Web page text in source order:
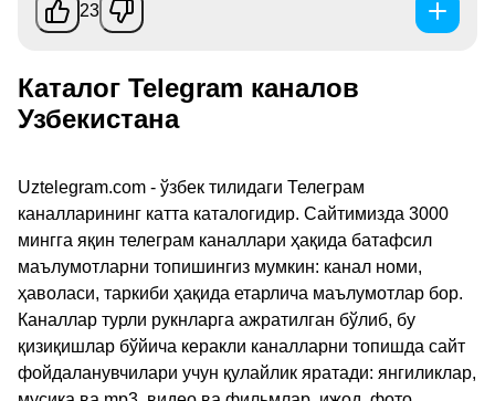
23
Каталог Telegram каналов
Узбекистана
Uztelegram.com - ўзбек тилидаги Телеграм
каналларининг катта каталогидир. Сайтимизда 3000
мингга яқин телеграм каналлари ҳақида батафсил
маълумотларни топишингиз мумкин: канал номи,
ҳаволаси, таркиби ҳақида етарлича маълумотлар бор.
Каналлар турли рукнларга ажратилган бўлиб, бу
қизиқишлар бўйича керакли каналларни топишда сайт
фойдаланувчилари учун қулайлик яратади: янгиликлар,